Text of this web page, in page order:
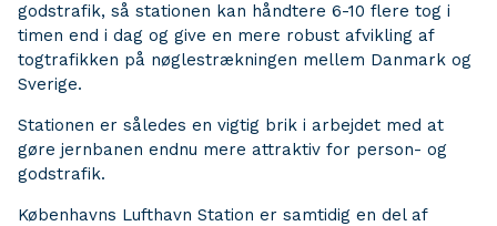
godstrafik, så stationen kan håndtere 6-10 flere tog i
timen end i dag og give en mere robust afvikling af
togtrafikken på nøglestrækningen mellem Danmark og
Sverige.
Stationen er således en vigtig brik i arbejdet med at
gøre jernbanen endnu mere attraktiv for person- og
godstrafik.
Københavns Lufthavn Station er samtidig en del af